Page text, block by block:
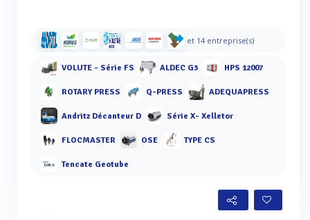
et 14 entreprise(s)
VOLUTE - Série FS ALDEC G3 HPS 12007
ROTARY PRESS Q-PRESS ADEQUAPRESS
Andritz Décanteur D Série X- Xelletor
FLOCMASTER OSE TYPE CS
Tencate Geotube